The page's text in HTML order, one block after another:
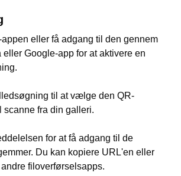
eller få adgang til den gennem
Google-app for at aktivere en
til at vælge den QR-
scanne fra din galleri.
for at få adgang til de
Du kan kopiere URL'en eller
filoverførselsapps.